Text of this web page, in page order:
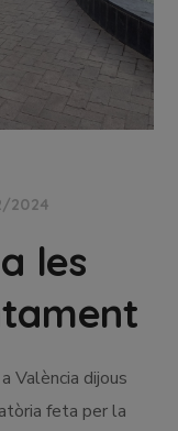
2024
les
València dijous
feta per la